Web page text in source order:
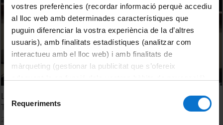
vostres preferències (recordar informació perquè accediu
al lloc web amb determinades característiques que
puguin diferenciar la vostra experiència de la d’altres
usuaris), amb finalitats estadístiques (analitzar com
interactueu amb el lloc web) i amb finalitats de
màrqueting (gestionar la publicitat que s’ofereix
consultar laPolítica de galetes del lloc web de la
de Requeriments
L'ambigüitat en l'anotació de corpus digitals. Mariona
Taulé